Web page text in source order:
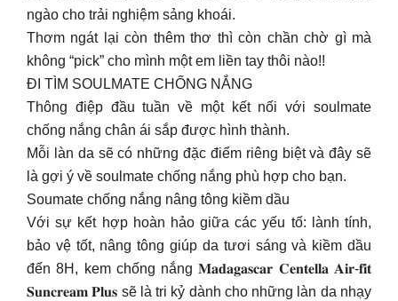
ngào cho trải nghiệm sảng khoái.
Thơm ngát lại còn thêm thơ thì còn chần chờ gì mà
không “pick” cho mình một em liền tay thôi nào!!
ĐI TÌM SOULMATE CHỐNG NẮNG
Thông điệp đầu tuần về một kết nối với soulmate
chống nắng chân ái sắp được hình thành.
Mỗi làn da sẽ có những đặc điểm riêng biệt và đây sẽ
là gợi ý về soulmate chống nắng phù hợp cho bạn.
Soumate chống nắng nâng tông kiềm dầu
Với sự kết hợp hoàn hảo giữa các yếu tố: lành tính,
bảo vệ tốt, nâng tông giúp da tươi sáng và kiềm dầu
đến 8H, kem chống nắng 𝐌𝐚𝐝𝐚𝐠𝐚𝐬𝐜𝐚𝐫 𝐂𝐞𝐧𝐭𝐞𝐥𝐥𝐚 𝐀𝐢𝐫-𝐟𝐢𝐭
𝐒𝐮𝐧𝐜𝐫𝐞𝐚𝐦 𝐏𝐥𝐮𝐬 sẽ là tri kỷ dành cho những làn da nhạy